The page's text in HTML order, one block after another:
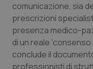
Tumori
Ulcera &
Vaccini
comunicazione, sia
prescrizioni
presenza medico-
di un reale
conclude il
professionisti di